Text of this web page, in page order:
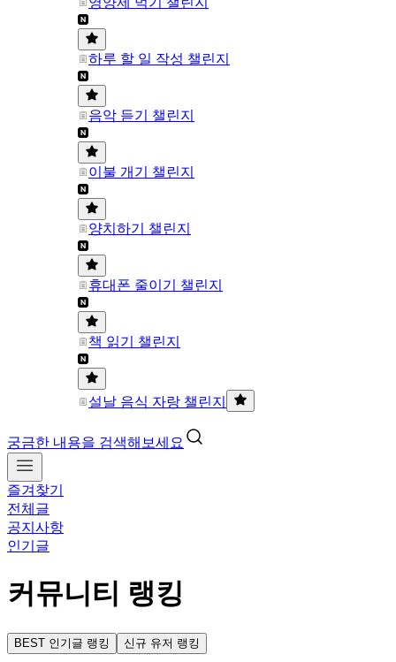
하루 할 일 작성 챌린지
음악 듣기 챌린지
이불 개기 챌린지
양치하기 챌린지
휴대폰 줄이기 챌린지
책 읽기 챌린지
설날 음식 자랑 챌린지
궁금한 내용을 검색해보세요
즐겨찾기
전체글
공지사항
인기글
커뮤니티 랭킹
BEST 인기글 랭킹 신규 유저 랭킹